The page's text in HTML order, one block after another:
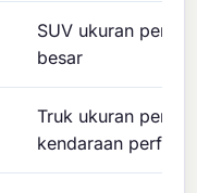
SUV ukuran
besar
Truk ukuran penuh,
kendaraan